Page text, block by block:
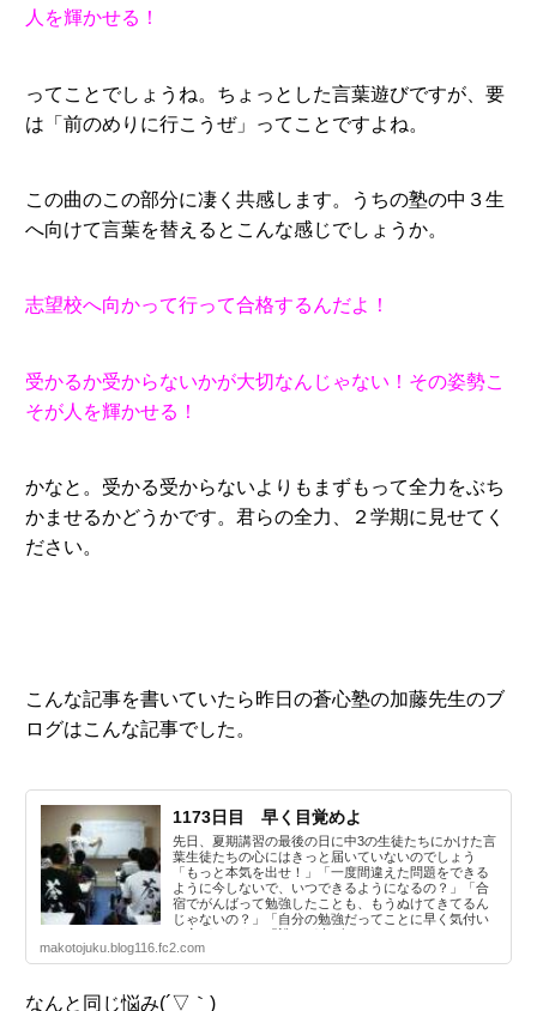
人を輝かせる！
ってことでしょうね。ちょっとした言葉遊びですが、要
は「前のめりに行こうぜ」ってことですよね。
この曲のこの部分に凄く共感します。うちの塾の中３生
へ向けて言葉を替えるとこんな感じでしょうか。
志望校へ向かって行って合格するんだよ！
受かるか受からないかが大切なんじゃない！その姿勢こ
そが人を輝かせる！
かなと。受かる受からないよりもまずもって全力をぶち
かませるかどうかです。君らの全力、２学期に見せてく
ださい。
こんな記事を書いていたら昨日の蒼心塾の加藤先生のブ
ログはこんな記事でした。
1173日目 早く目覚めよ
先日、夏期講習の最後の日に中3の生徒たちにかけた言
葉生徒たちの心にはきっと届いていないのでしょう
「もっと本気を出せ！」「一度間違えた問題をできる
ように今しないで、いつできるようになるの？」「合
宿でがんばって勉強したことも、もうぬけてきてるん
じゃないの？」「自分の勉強だってことに早く気付い
makotojuku.blog116.fc2.com
なんと同じ悩み(´▽｀)